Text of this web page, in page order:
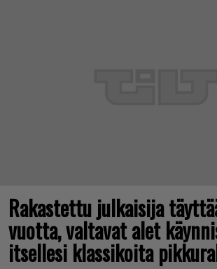
Rakastettu julkaisija
vuotta, valtavat alet
itsellesi klassikoita